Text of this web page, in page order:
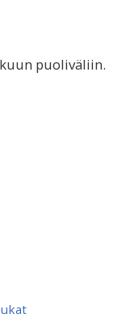
puoliväliin.